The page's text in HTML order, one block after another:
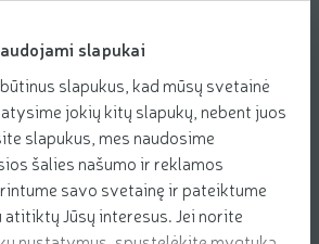
slapukai
slapukus, kad mūsų svetainė
jokių kitų slapukų, nebent juos
slapukus, mes naudosime
šalies našumo ir reklamos
savo svetainę ir pateiktume
atitiktų Jūsų interesus. Jei norite